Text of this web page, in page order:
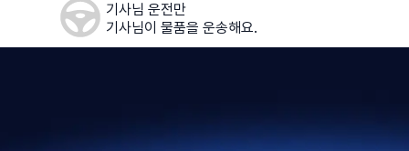
기사님 운전만
기사님이 물품을 운송해요.